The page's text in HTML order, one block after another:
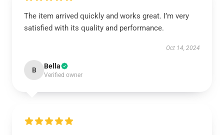
The item arrived quickly and works great. I’m very
satisfied with its quality and performance.
Oct 14, 2024
B Bella
Verified owner